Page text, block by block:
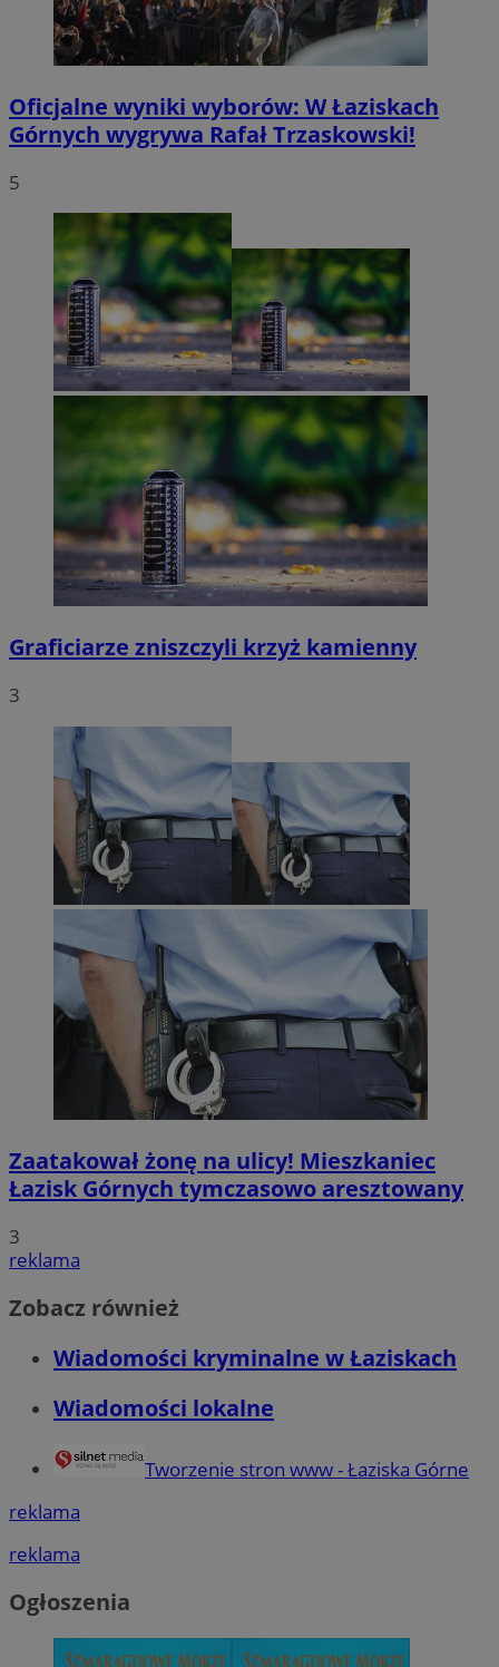
Oficjalne wyniki wyborów: W Łaziskach
Górnych wygrywa Rafał Trzaskowski!
5
Graficiarze zniszczyli krzyż kamienny
3
Zaatakował żonę na ulicy! Mieszkaniec
Łazisk Górnych tymczasowo aresztowany
3
reklama
Zobacz również
Wiadomości kryminalne w Łaziskach
Wiadomości lokalne
Tworzenie stron www - Łaziska Górne
reklama
reklama
Ogłoszenia